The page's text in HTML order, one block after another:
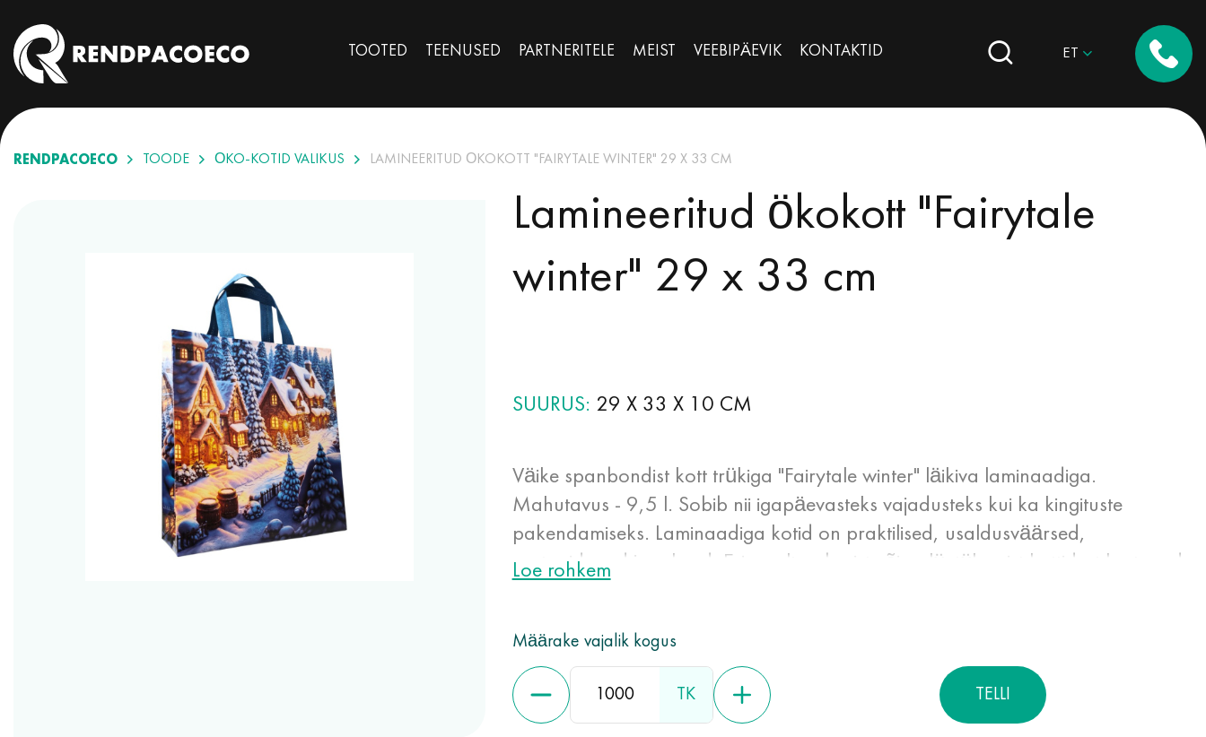
TOOTED TEENUSED PARTNERITELE MEIST VEEBIPÄEVIK КОNTAKTID ET
RENDPACOECO TOODE ÖKO-KOTID VALIKUS LAMINEERITUD ÖKOKOTT "FAIRYTALE WINTER" 29 X 33 CM
Lamineeritud ökokott "Fairytale
winter" 29 x 33 cm
SUURUS 29 X 33 X 10 CM
Väike spanbondist kott trükiga "Fairytale winter" läikiva laminaadiga.
Mahutavus - 9,5 l. Sobib nii igapäevasteks vajadusteks kui ka kingituste
pakendamiseks. Laminaadiga kotid on praktilised, usaldusväärsed,
vastupidavad ja erksad. Erinevalt paberist või polüetüleenist kottidest kestavad
omadusi.
Loe rohkem
Määrake vajalik kogus
TK TELLI